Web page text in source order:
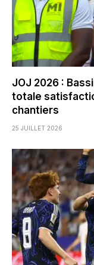
JOJ 2026 :
totale
chantiers
25 JUILLET 2026